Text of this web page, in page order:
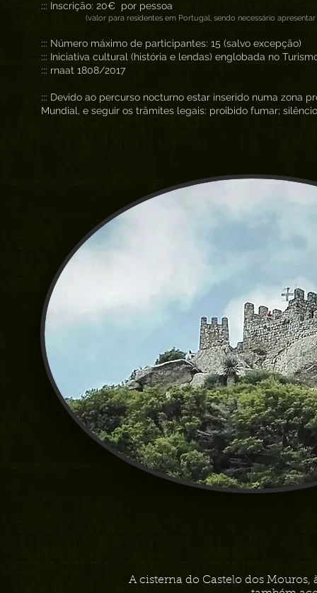
::: Inscrição: 20€ por pessoa
(valor para residentes em Portugal, sendo necessário
::: Número máximo de participantes: 15 (salvo excepção)
::: Iniciativa cultural (história e lendas) englobada no
::: rnaat 1808/2017
::: Devido ao percurso nocturno estar inserido numa zona
Mundial, e seguir os trâmites legais: proibido fumar;
A cisterna do Castelo dos Mouros,